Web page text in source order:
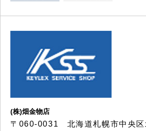
(株)畑金物店
〒060-0031 北海道札幌市中央区